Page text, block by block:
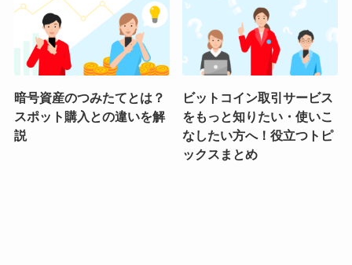
暗号資産のつみたてとは？
スポット購入との違いを解
説
ビットコイン取引サービス
をもっと知りたい・使いこ
なしたい方へ！役立つトピ
ックスまとめ